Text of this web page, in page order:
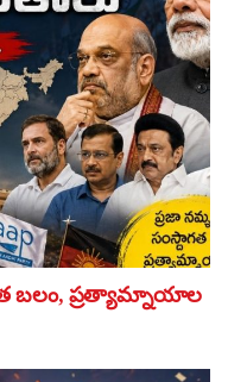
బలం, ప్రత్యామ్నాయాల